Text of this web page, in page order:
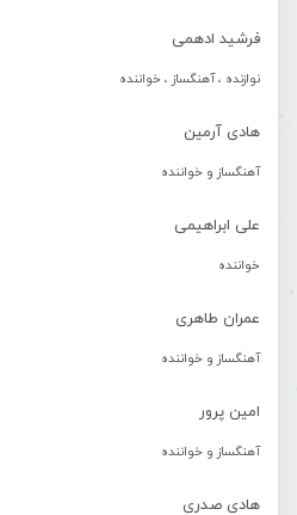
فرشید ادهمی
نوازنده ، آهنگساز ، خواننده
هادی آرمین
آهنگساز و خواننده
علی ابراهیمی
خواننده
عمران طاهری
آهنگساز و خواننده
امین پرور
آهنگساز و خواننده
هادی صدری